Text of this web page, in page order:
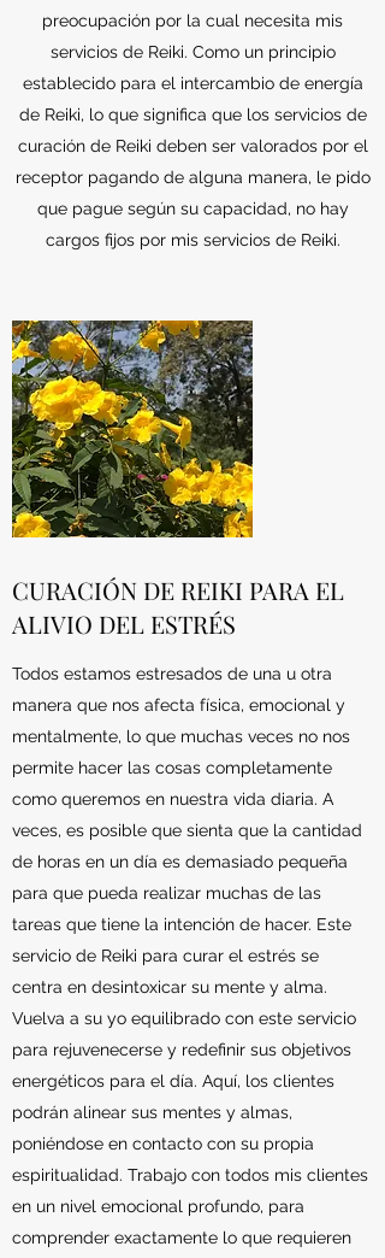
preocupación por la cual necesita mis
servicios de Reiki. Como un principio
establecido para el intercambio de energía
de Reiki, lo que significa que los servicios de
curación de Reiki deben ser valorados por el
receptor pagando de alguna manera, le pido
que pague según su capacidad, no hay
cargos fijos por mis servicios de Reiki.
CURACIÓN DE REIKI PARA EL
ALIVIO DEL ESTRÉS
Todos estamos estresados de una u otra
manera que nos afecta física, emocional y
mentalmente, lo que muchas veces no nos
permite hacer las cosas completamente
como queremos en nuestra vida diaria. A
veces, es posible que sienta que la cantidad
de horas en un día es demasiado pequeña
para que pueda realizar muchas de las
tareas que tiene la intención de hacer. Este
servicio de Reiki para curar el estrés se
centra en desintoxicar su mente y alma.
Vuelva a su yo equilibrado con este servicio
para rejuvenecerse y redefinir sus objetivos
energéticos para el día. Aquí, los clientes
podrán alinear sus mentes y almas,
poniéndose en contacto con su propia
espiritualidad. Trabajo con todos mis clientes
en un nivel emocional profundo, para
comprender exactamente lo que requieren